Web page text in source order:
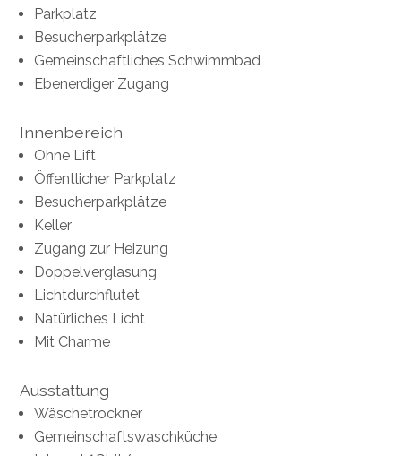
Parkplatz
Besucherparkplätze
Gemeinschaftliches Schwimmbad
Ebenerdiger Zugang
Innenbereich
Ohne Lift
Öffentlicher Parkplatz
Besucherparkplätze
Keller
Zugang zur Heizung
Doppelverglasung
Lichtdurchflutet
Natürliches Licht
Mit Charme
Ausstattung
Wäschetrockner
Gemeinschaftswaschküche